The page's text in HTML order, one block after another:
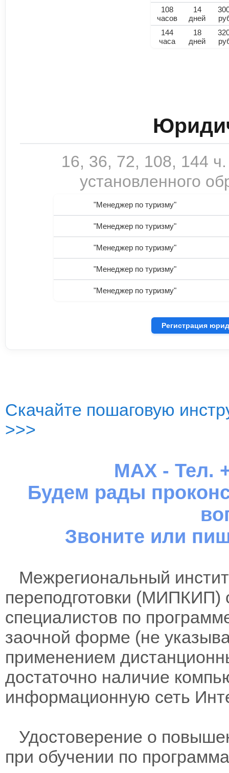
108
часов
14
дней
144
часа
18
дней
16, 36, 72, 108, 144
установленного
"Менеджер по туризму"
"Менеджер по туризму"
"Менеджер по туризму"
"Менеджер по туризму"
"Менеджер по туризму"
Регистрация
Скачайте пошаговую
>>>
MAX - Тел.
Будем рады
Звоните или
Межрегиональный
переподготовки (МИПКИП)
специалистов по
заочной форме (не
применением
достаточно наличие
информационную сеть
Удостоверение о
при обучении по